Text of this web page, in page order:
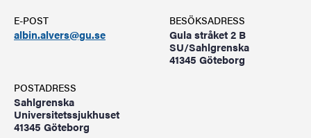
E-POST
albin.alvers@gu.se
BESÖKSADRESS
Gula stråket 2 B
SU/Sahlgrenska
41345 Göteborg
POSTADRESS
Sahlgrenska
Universitetssjukhuset
41345 Göteborg